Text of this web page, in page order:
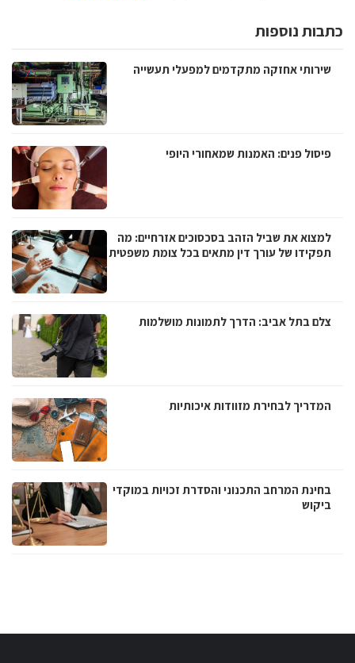
כתבות נוספות
שירותי אחזקה מתקדמים למפעלי תעשייה
פיסול פנים: האמנות שמאחורי היופי
למצוא את שביל הזהב בסכסוכים אזרחיים: מה
תפקידו של עורך דין מתאים בכל צומת משפטית
צלם בתל אביב: הדרך לתמונות מושלמות
המדריך לבחירת מזוודות איכותיות
בחינת המרחב התכנוני והסדרת זכויות במוקדי
ביקוש